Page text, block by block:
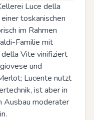
Luce della
toskanischen
im Rahmen
Familie mit
Vite vinifiziert
und
Lucente nutzt
ist aber in
Ausbau moderater